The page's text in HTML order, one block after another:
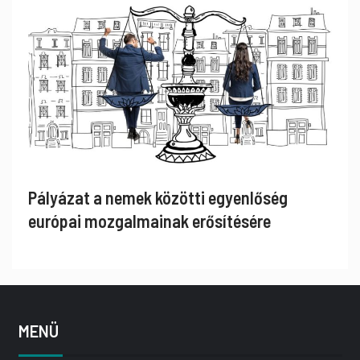
Pályázat a nemek közötti egyenlőség
európai mozgalmainak erősítésére
MENÜ